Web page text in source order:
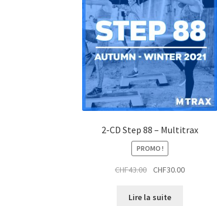
2-CD Step 88 – Multitrax
PROMO !
CHF43.00
Le
initial
CHF30.00Le
Lire la suite